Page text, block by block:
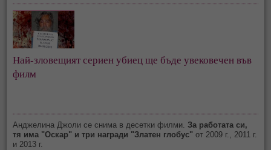
Най-зловещият сериен убиец ще бъде увековечен във
филм
Анджелина Джоли се снима в десетки филми.За работата си,
тя има "Оскар" и три награди "Златен глобус" от 2009 г., 2011 г.
и 2013 г.